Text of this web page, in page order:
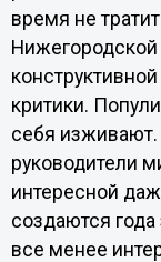
время не
критики.
себя
руководители
интересной
создаются
все менее